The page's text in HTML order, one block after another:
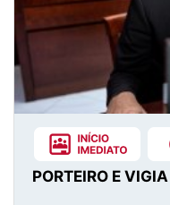
PORTEIRO E VIGIA